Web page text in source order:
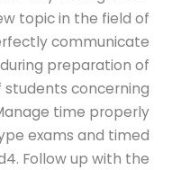
topic in the field of
communicate
preparation of
concerning
time properly
exams and timed
Follow up with the